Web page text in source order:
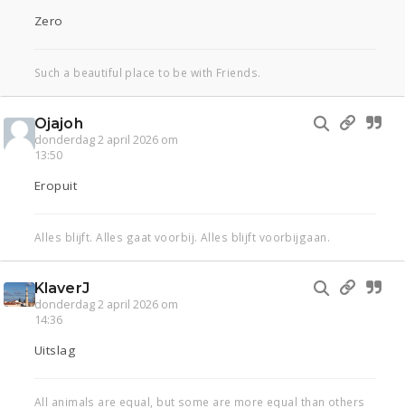
Zero
Such a beautiful place to be with Friends.
Ojajoh
donderdag 2 april 2026 om
13:50
Eropuit
Alles blijft. Alles gaat voorbij. Alles blijft voorbijgaan.
KlaverJ
donderdag 2 april 2026 om
14:36
Uitslag
All animals are equal, but some are more equal than others